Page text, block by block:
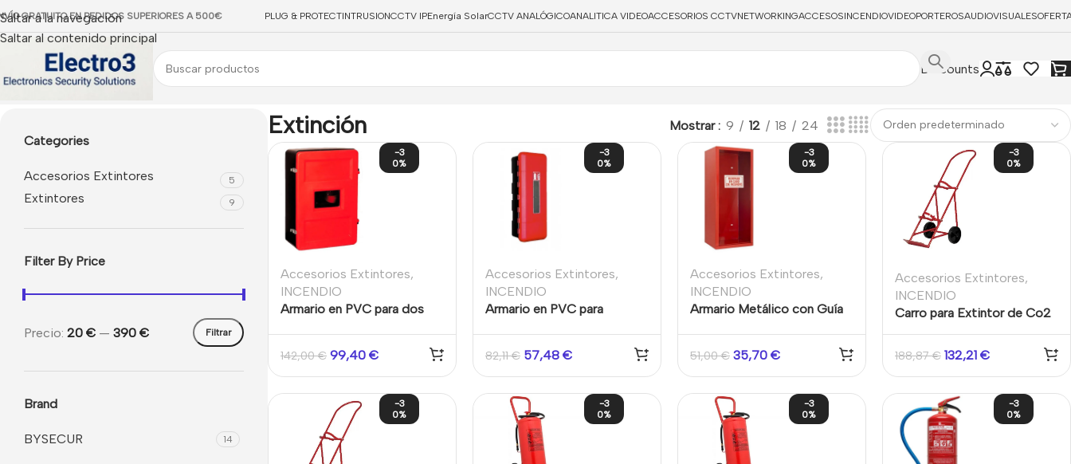
Saltar a la navegación
Saltar al contenido principal
GRATUITO EN PEDIDOS SUPERIORES A 500€ PLUG & PROTECTINTRUSIONCCTV IPEnergía SolarCCTV ANALÓGICOANALITICA VIDEOACCESORIOS CCTVNETWORKINGACCESOSINCENDIOVIDEOPORTEROSAUDIOVISUALES
Discounts
Categories
Accesorios Extintores 5
Extintores 9
Filter By Price
Filtrar
Precio: 20 € — 390 €
Brand
BYSECUR 14
Extinción Mostrar 9 12 18 24
-3
0%
Accesorios Extintores,
INCENDIO
Armario en PVC para dos
142,00€ 99,40 €
-3
0%
Accesorios Extintores,
INCENDIO
Armario en PVC para
82,11€ 57,48 €
-3
0%
Accesorios Extintores,
INCENDIO
Armario Metálico con Guía
51,00€ 35,70 €
-3
0%
Accesorios Extintores,
INCENDIO
Carro para Extintor de Co2
188,87€ 132,21 €
-3
0%
-3
0%
-3
0%
-3
0%